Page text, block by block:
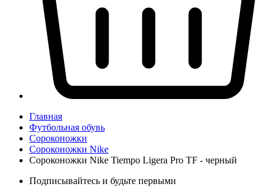
Главная
Футбольная обувь
Сороконожки
Сороконожки Nike
Сороконожки Nike Tiempo Ligera Pro TF - черный
Подписывайтесь и будьте первыми